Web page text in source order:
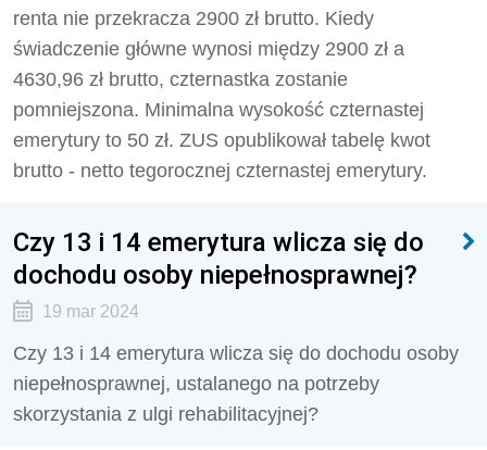
renta nie przekracza 2900 zł brutto. Kiedy
świadczenie główne wynosi między 2900 zł a
4630,96 zł brutto, czternastka zostanie
pomniejszona. Minimalna wysokość czternastej
emerytury to 50 zł. ZUS opublikował tabelę kwot
brutto - netto tegorocznej czternastej emerytury.
Czy 13 i 14 emerytura wlicza się do
dochodu osoby niepełnosprawnej?
19 mar 2024
Czy 13 i 14 emerytura wlicza się do dochodu osoby
niepełnosprawnej, ustalanego na potrzeby
skorzystania z ulgi rehabilitacyjnej?